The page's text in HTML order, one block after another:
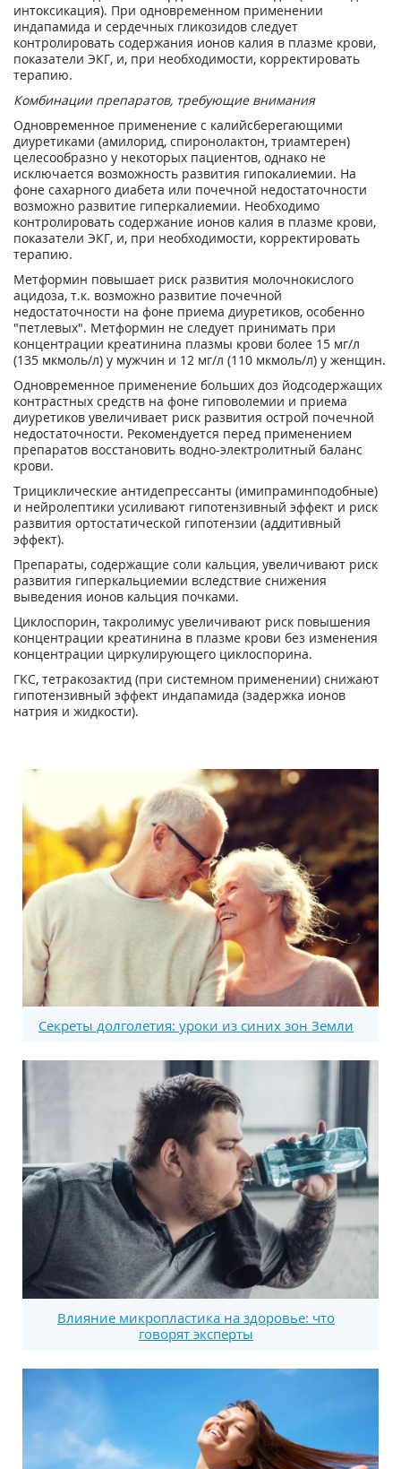
интоксикация). При одновременном применении
индапамида и сердечных гликозидов следует
контролировать содержания ионов калия в плазме крови,
показатели ЭКГ, и, при необходимости, корректировать
терапию.
Комбинации препаратов, требующие внимания
Одновременное применение с калийсберегающими
диуретиками (амилорид, спиронолактон, триамтерен)
целесообразно у некоторых пациентов, однако не
исключается возможность развития гипокалиемии. На
фоне сахарного диабета или почечной недостаточности
возможно развитие гиперкалиемии. Необходимо
контролировать содержание ионов калия в плазме крови,
показатели ЭКГ, и, при необходимости, корректировать
терапию.
Метформин повышает риск развития молочнокислого
ацидоза, т.к. возможно развитие почечной
недостаточности на фоне приема диуретиков, особенно
"петлевых". Метформин не следует принимать при
концентрации креатинина плазмы крови более 15 мг/л
(135 мкмоль/л) у мужчин и 12 мг/л (110 мкмоль/л) у женщин.
Одновременное применение больших доз йодсодержащих
контрастных средств на фоне гиповолемии и приема
диуретиков увеличивает риск развития острой почечной
недостаточности. Рекомендуется перед применением
препаратов восстановить водно-электролитный баланс
крови.
Трициклические антидепрессанты (имипраминподобные)
и нейролептики усиливают гипотензивный эффект и риск
развития ортостатической гипотензии (аддитивный
эффект).
Препараты, содержащие соли кальция, увеличивают риск
развития гиперкальциемии вследствие снижения
выведения ионов кальция почками.
Циклоспорин, такролимус увеличивают риск повышения
концентрации креатинина в плазме крови без изменения
концентрации циркулирующего циклоспорина.
ГКС, тетракозактид (при системном применении) снижают
гипотензивный эффект индапамида (задержка ионов
натрия и жидкости).
Секреты долголетия: уроки из синих зон Земли
Влияние микропластика на здоровье: что
говорят эксперты